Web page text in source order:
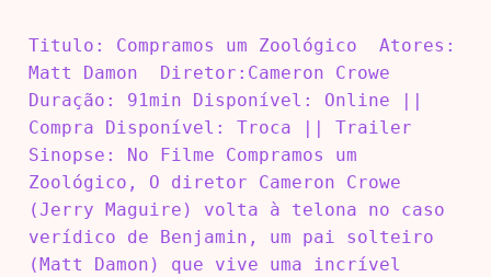
Titulo: Compramos um Zoológico Atores:
Matt Damon Diretor:Cameron Crowe
Duração: 91min Disponível: Online ||
Compra Disponível: Troca || Trailer
Sinopse: No Filme Compramos um
Zoológico, O diretor Cameron Crowe
(Jerry Maguire) volta à telona no caso
verídico de Benjamin, um pai solteiro
(Matt Damon) que vive uma incrível